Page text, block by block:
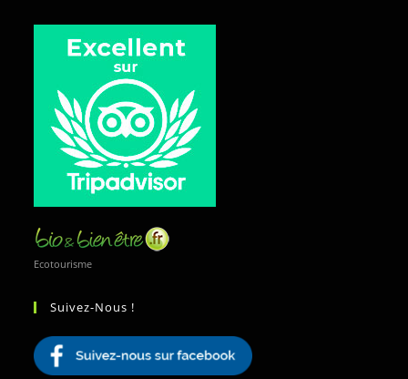
Ecotourisme
Suivez-Nous !